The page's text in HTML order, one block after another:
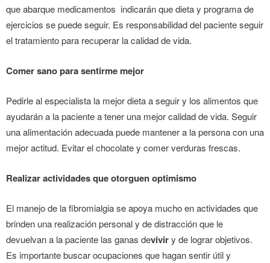
que abarque medicamentos indicarán que dieta y programa de
ejercicios se puede seguir. Es responsabilidad del paciente seguir
el tratamiento para recuperar la calidad de vida.
Comer sano para sentirme mejor
Pedirle al especialista la mejor dieta a seguir y los alimentos que
ayudarán a la paciente a tener una mejor calidad de vida. Seguir
una alimentación adecuada puede mantener a la persona con una
mejor actitud. Evitar el chocolate y comer verduras frescas.
Realizar actividades que otorguen optimismo
El manejo de la fibromialgia se apoya mucho en actividades que
brinden una realización personal y de distracción que le
devuelvan a la paciente las ganas deviviry de lograr objetivos.
Es importante buscar ocupaciones que hagan sentir útil y